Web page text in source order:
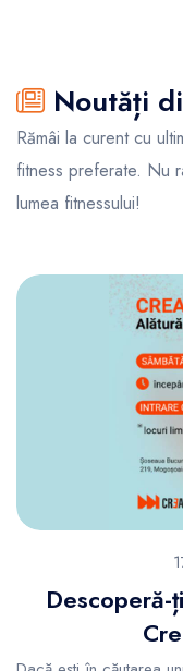
Noutăți
Rămâi la curent cu
fitness preferate. Nu
lumea fitnessului!
Descoperă-